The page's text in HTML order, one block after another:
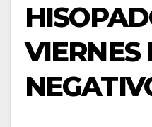
VIERNES